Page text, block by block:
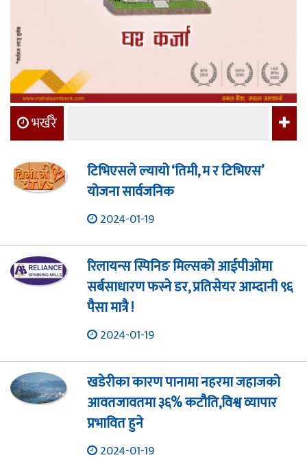
भर्खरै
टिभिएसले ल्यायो ‘तिमी, म र टिभिएस’
योजना सार्वजनिक
2024-01-19
रिलायन्स स्पिनिङ मिल्सको आईपीओमा
सर्बसाधारण फस्ने डर, प्रतिसेयर आम्दानी ९६
पैसा मात्रै !
2024-01-19
खडेरीका कारण पानामा नहरमा जहाजको
आवतजावतमा ३६% कटौति,विश्व व्यापार
प्रभावित हुने
2024-01-19